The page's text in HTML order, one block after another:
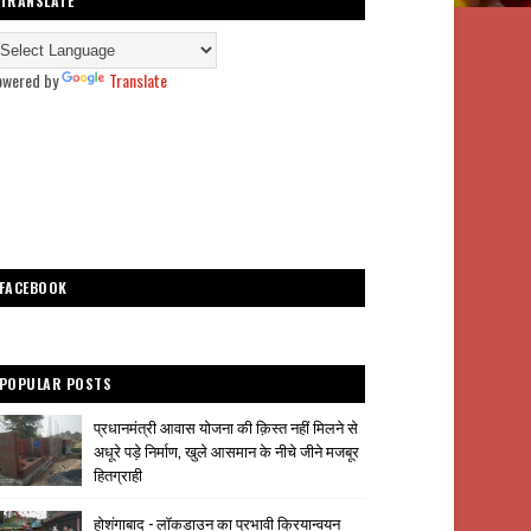
by Translate
POSTS
प्रधानमंत्री आवास योजना की क़िस्त नहीं मिलने से
अधूरे पड़े निर्माण, खुले आसमान के नीचे जीने मजबूर
हितग्राही
होशंगाबाद - लॉकडाउन का प्रभावी क्रियान्वयन